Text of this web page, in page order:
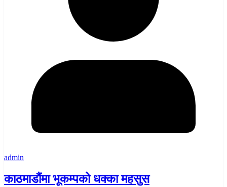
admin
काठमाडौंमा भूकम्पको धक्का महसुस